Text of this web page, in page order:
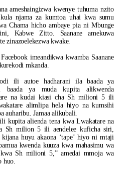
ameshaingizwa kwenye tuhuma nzito
njama za kumtoa uhai kwa sumu
Chama hicho ambaye pia ni Mbunge
Kabwe Zitto. Saanane amekuwa
zinazoelekezwa kwake.
imeandikwa kwamba Saanane
mkanda.
ili autoe hadharani ila baada ya
baada ya muda kupita alikwenda
na kudai kiasi cha Sh milioni 5 ili
alimlipa hela hiyo na kumsihi
auharibu. Jamaa alikubali.
kupita alienda tena kwa Lwakatare na
Sh milion 5 ili aendelee kuficha siri,
huyu akaona ‘tape’ hiyo ni mtaji
kwenda kuuza kwa mahasimu wa
kwa Sh milioni 5,” amedai mmoja wa
huo.